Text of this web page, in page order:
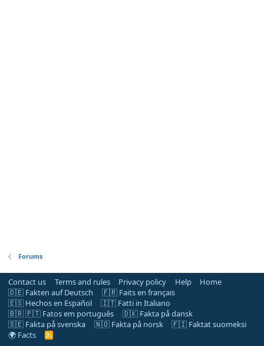
Forums
Contact us Terms and rules Privacy policy Help
Home
🇩🇪 Fakten auf Deutsch
🇫🇷 Faits en français
🇪🇸 Hechos en Español
🇮🇹 Fatti in Italiano
🇧🇷 🇵🇹 Fatos em português
🇩🇰 Fakta på dansk
🇸🇪 Fakta på svenska
🇳🇴 Fakta på norsk
🇫🇮 Faktat suomeksi
🌍 Facts
R